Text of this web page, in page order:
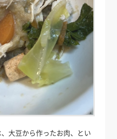
大豆から作ったお肉、とい